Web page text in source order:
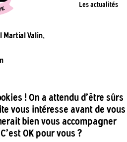
! On a attendu d'être sûrs
vous intéresse avant de vous
bien vous accompagner
OK pour vous ?
Martial Valin,
Les actualités